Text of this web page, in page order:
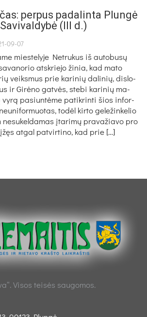
perpus padalinta Plungė
(III d.)
09-07
mies­te­ly­je Net­ru­kus iš au­to­busų
at­skrie­jo ži­nia, kad ma­to
veiks­mus prie ka­ri­nių da­li­nių, dis­lo­
ir Girė­no gatvės, ste­bi ka­ri­nių ma­
vyrą pa­siuntė­me pa­tik­rin­ti šios in­for­
todėl kir­to ge­le­žin­ke­lio
ne­su­kel­da­mas įta­rimų pra­va­žia­vo pro
at­gal pa­tvir­ti­no, kad prie […]
Visos teisės saugomos.